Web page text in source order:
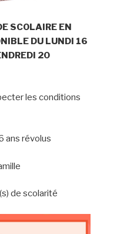
SCOLAIRE EN
DU LUNDI 16
20
les conditions
ans révolus
de scolarité